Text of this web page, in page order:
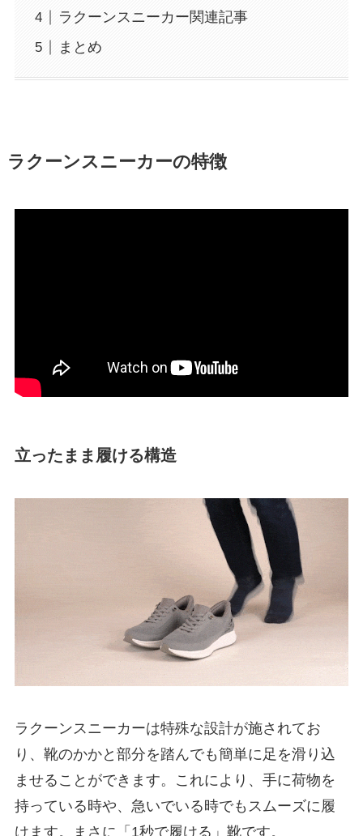
ラクーンスニーカー関連記事
まとめ
ラクーンスニーカーの特徴
立ったまま履ける構造
ラクーンスニーカーは特殊な設計が施されてお
り、靴のかかと部分を踏んでも簡単に足を滑り込
ませることができます。これにより、手に荷物を
持っている時や、急いでいる時でもスムーズに履
けます。まさに「1秒で履ける」靴です。